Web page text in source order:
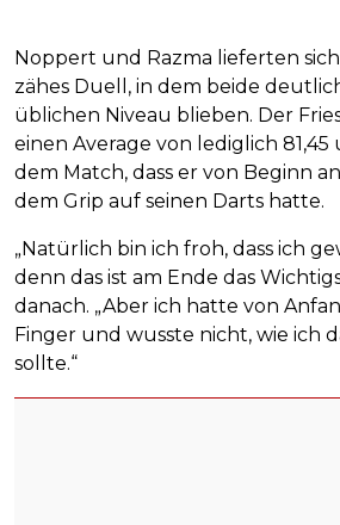
Noppert und Razma lieferten
zähes Duell, in dem beide
üblichen Niveau blieben. Der
einen Average von lediglich
dem Match, dass er von Beginn
dem Grip auf seinen Darts hatte.
„Natürlich bin ich froh, dass ich
denn das ist am Ende das
danach. „Aber ich hatte von
Finger und wusste nicht, wie ich
sollte.“